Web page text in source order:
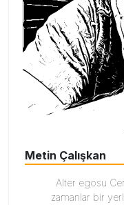
Metin Çalışkan
Alter egosu
zamanlar bir